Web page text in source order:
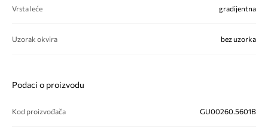
Vrsta leće gradijentna
Uzorak okvira bez uzorka
Podaci o proizvodu
Kod proizvođača GU00260.5601B